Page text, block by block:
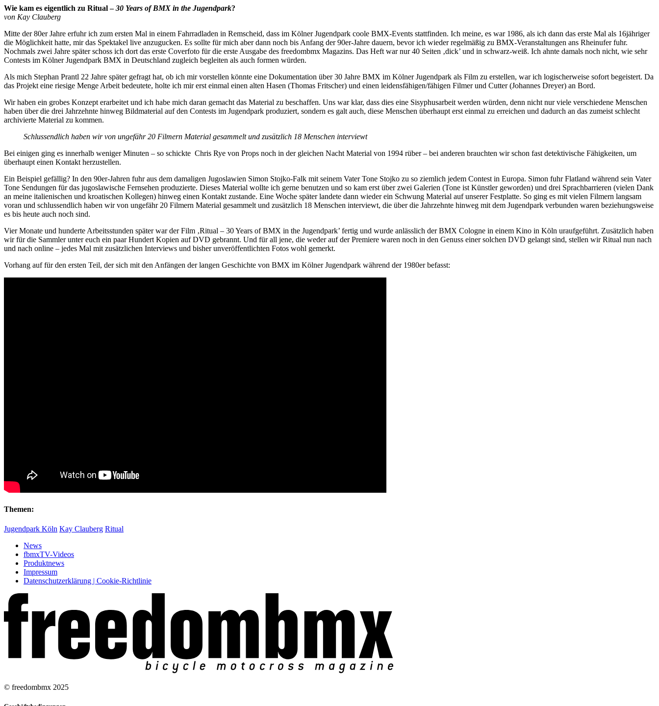
Wie kam es eigentlich zu Ritual –30 Years of BMX in the Jugendpark?
von Kay Clauberg
Mitte der 80er Jahre erfuhr ich zum ersten Mal in einem Fahrradladen in Remscheid, dass im Kölner Jugendpark coole BMX-Events stattfinden. Ich meine, es war 1986, als ich dann das erste Mal als 16jähriger
die Möglichkeit hatte, mir das Spektakel live anzugucken. Es sollte für mich aber dann noch bis Anfang der 90er-Jahre dauern, bevor ich wieder regelmäßig zu BMX-Veranstaltungen ans Rheinufer fuhr.
Nochmals zwei Jahre später schoss ich dort das erste Coverfoto für die erste Ausgabe des freedombmx Magazins. Das Heft war nur 40 Seiten ‚dick’ und in schwarz-weiß. Ich ahnte damals noch nicht, wie sehr
Contests im Kölner Jugendpark BMX in Deutschland zugleich begleiten als auch formen würden.
Als mich Stephan Prantl 22 Jahre später gefragt hat, ob ich mir vorstellen könnte eine Dokumentation über 30 Jahre BMX im Kölner Jugendpark als Film zu erstellen, war ich logischerweise sofort begeistert. Da
das Projekt eine riesige Menge Arbeit bedeutete, holte ich mir erst einmal einen alten Hasen (Thomas Fritscher) und einen leidensfähigen/fähigen Filmer und Cutter (Johannes Dreyer) an Bord.
Wir haben ein grobes Konzept erarbeitet und ich habe mich daran gemacht das Material zu beschaffen. Uns war klar, dass dies eine Sisyphusarbeit werden würden, denn nicht nur viele verschiedene Menschen
haben über die drei Jahrzehnte hinweg Bildmaterial auf den Contests im Jugendpark produziert, sondern es galt auch, diese Menschen überhaupt erst einmal zu erreichen und dadurch an das zumeist schlecht
archivierte Material zu kommen.
Schlussendlich haben wir von ungefähr 20 Filmern Material gesammelt und zusätzlich 18 Menschen interviewt
Bei einigen ging es innerhalb weniger Minuten – so schickte Chris Rye von Props noch in der gleichen Nacht Material von 1994 rüber – bei anderen brauchten wir schon fast detektivische Fähigkeiten, um
überhaupt einen Kontakt herzustellen.
Ein Beispiel gefällig? In den 90er-Jahren fuhr aus dem damaligen Jugoslawien Simon Stojko-Falk mit seinem Vater Tone Stojko zu so ziemlich jedem Contest in Europa. Simon fuhr Flatland während sein Vater
Tone Sendungen für das jugoslawische Fernsehen produzierte. Dieses Material wollte ich gerne benutzen und so kam erst über zwei Galerien (Tone ist Künstler geworden) und drei Sprachbarrieren (vielen Dank
an meine italienischen und kroatischen Kollegen) hinweg einen Kontakt zustande. Eine Woche später landete dann wieder ein Schwung Material auf unserer Festplatte. So ging es mit vielen Filmern langsam
voran und schlussendlich haben wir von ungefähr 20 Filmern Material gesammelt und zusätzlich 18 Menschen interviewt, die über die Jahrzehnte hinweg mit dem Jugendpark verbunden waren beziehungsweise
es bis heute auch noch sind.
Vier Monate und hunderte Arbeitsstunden später war der Film ‚Ritual – 30 Years of BMX in the Jugendpark’ fertig und wurde anlässlich der BMX Cologne in einem Kino in Köln uraufgeführt. Zusätzlich haben
wir für die Sammler unter euch ein paar Hundert Kopien auf DVD gebrannt. Und für all jene, die weder auf der Premiere waren noch in den Genuss einer solchen DVD gelangt sind, stellen wir Ritual nun nach
und nach online – jedes Mal mit zusätzlichen Interviews und bisher unveröffentlichten Fotos wohl gemerkt.
Vorhang auf für den ersten Teil, der sich mit den Anfängen der langen Geschichte von BMX im Kölner Jugendpark während der 1980er befasst:
Themen:
Jugendpark Köln Kay Clauberg Ritual
News
fbmxTV-Videos
Produktnews
Impressum
Datenschutzerklärung | Cookie-Richtlinie
© freedombmx 2025